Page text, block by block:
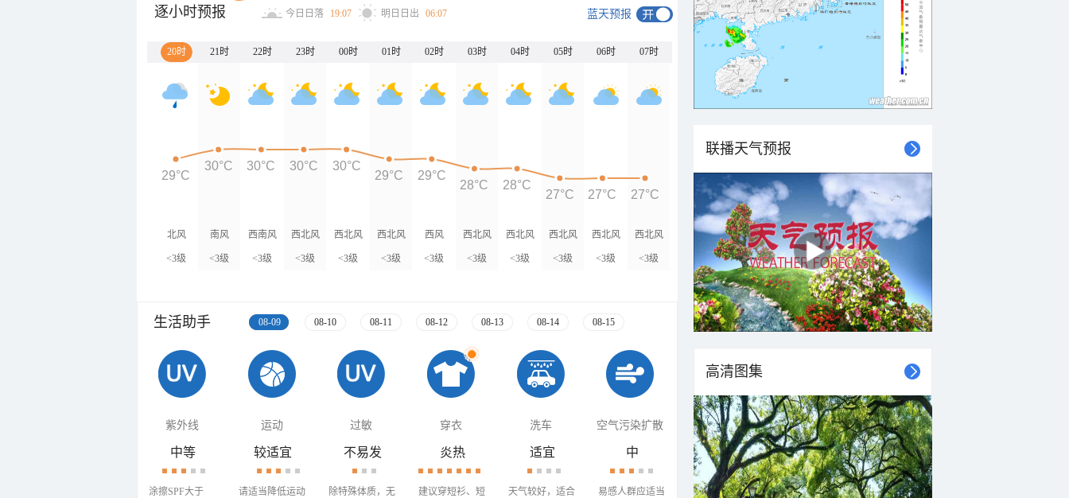
逐小时预报 今日日落 19:07 明日日出 06:07 蓝天预报
20时 21时 22时 23时 00时 01时 02时 03时 04时 05时 06时 07时
北风
<3级
南风
<3级
西南风
<3级
西北风
<3级
西北风
<3级
西北风
<3级
西风
<3级
西北风
<3级
西北风
<3级
西北风
<3级
西北风
<3级
西北风
<3级
29°C
30°C 30°C 30°C 30°C
29°C 29°C
28°C 28°C
27°C 27°C 27°C
生活助手 08-09 08-10 08-11 08-12 08-13 08-14 08-15
紫外线 运动 过敏 穿衣 洗车 空气污染扩散
中等
涂擦SPF大于
较适宜
请适当降低运动
不易发
除特殊体质，无
炎热
建议穿短衫、短
适宜
天气较好，适合
中
易感人群应适当
联播天气预报
高清图集